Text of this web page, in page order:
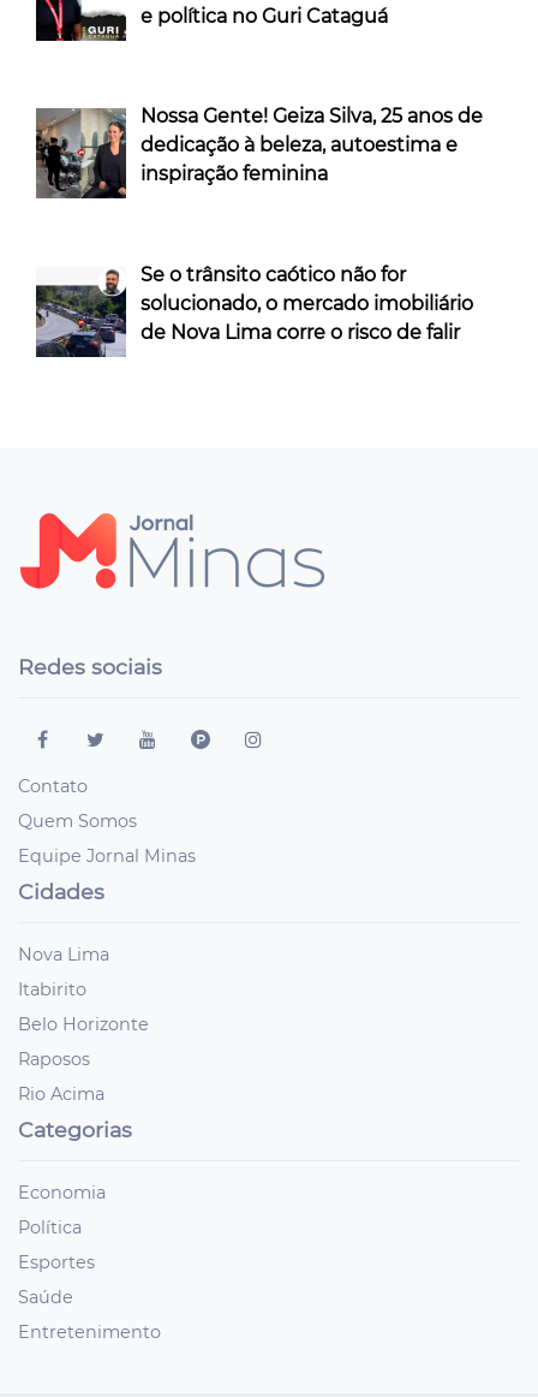
e política no Guri Cataguá
Nossa Gente! Geiza Silva, 25 anos de
dedicação à beleza, autoestima e
inspiração feminina
Se o trânsito caótico não for
solucionado, o mercado imobiliário
de Nova Lima corre o risco de falir
Redes sociais
Contato
Quem Somos
Equipe Jornal Minas
Cidades
Nova Lima
Itabirito
Belo Horizonte
Raposos
Rio Acima
Categorias
Economia
Política
Esportes
Saúde
Entretenimento